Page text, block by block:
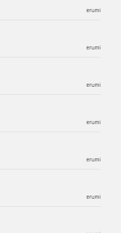
erumi
erumi
erumi
erumi
erumi
erumi